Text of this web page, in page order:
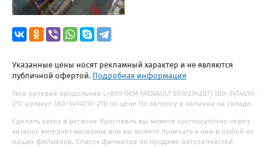
Указанные цены носят рекламный характер и не являются
публичной офертой. Подробная информация
Тяга рулевая продольная L=809 OEM (RENAULT 5010294287) 180-3414010-
210 артикул 180-3414010-210 по цене По запросу в наличии на складе.
Сделать заказ в регионе Ярославль вы можете круглосуточно через
каталог интернет магазина или вы можете приехать к нам в любой из
наших филиалов. Список филиалов по продаже автозапчастей